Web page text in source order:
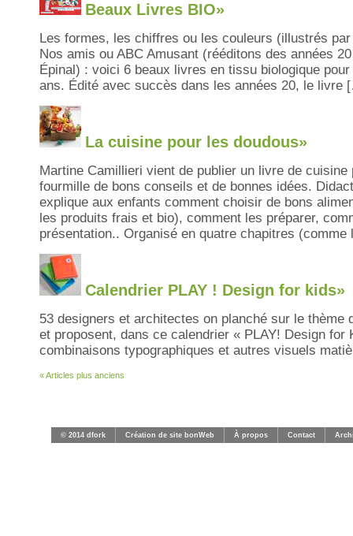
Beaux Livres BIO»
Les formes, les chiffres ou les couleurs (illustrés par
Nos amis ou ABC Amusant (rééditons des années
Épinal) : voici 6 beaux livres en tissu biologique
ans. Édité avec succès dans les années 20, le livre
La cuisine pour les doudous»
Martine Camillieri vient de publier un livre de cuisine
fourmille de bons conseils et de bonnes idées.
explique aux enfants comment choisir de bons
les produits frais et bio), comment les préparer,
présentation.. Organisé en quatre chapitres
Calendrier PLAY ! Design for kids»
53 designers et architectes on planché sur le thème
et proposent, dans ce calendrier « PLAY! Design for
combinaisons typographiques et autres visuels
« Articles plus anciens
© 2014 dfork Création de site bonWeb À propos Contact